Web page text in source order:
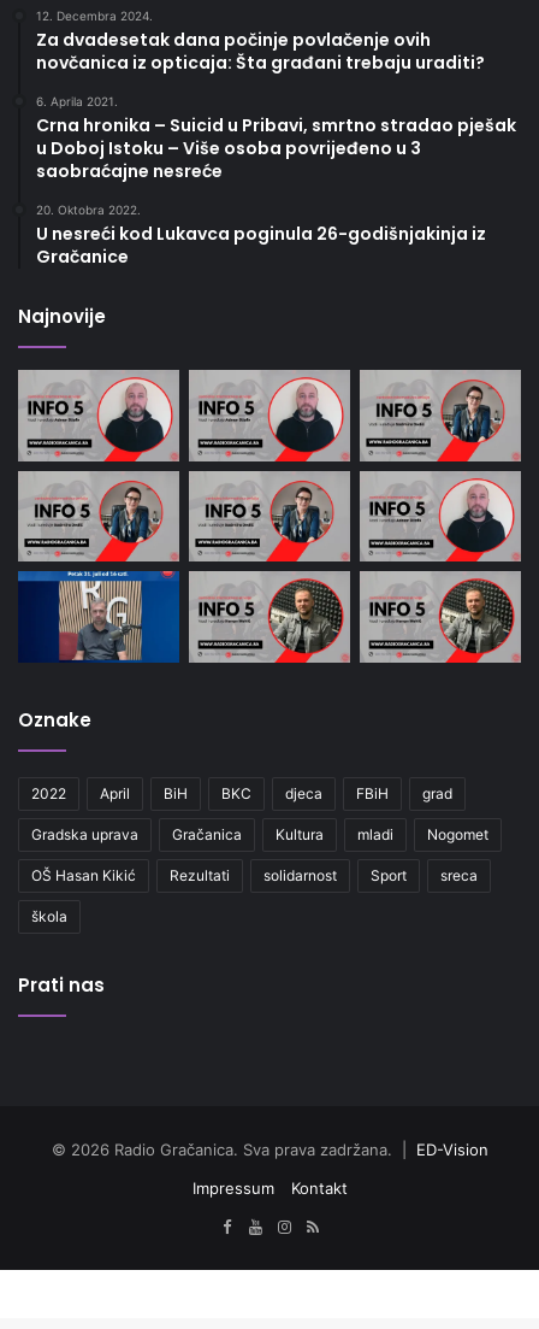
12. Decembra 2024.
Za dvadesetak dana počinje povlačenje ovih
novčanica iz opticaja: Šta građani trebaju uraditi?
6. Aprila 2021.
Crna hronika – Suicid u Pribavi, smrtno stradao pješak
u Doboj Istoku – Više osoba povrijeđeno u 3
saobraćajne nesreće
20. Oktobra 2022.
U nesreći kod Lukavca poginula 26-godišnjakinja iz
Gračanice
Najnovije
Oznake
2022 April BiH BKC djeca FBiH grad
Gradska uprava Gračanica Kultura mladi Nogomet
OŠ Hasan Kikić Rezultati solidarnost Sport sreca
škola
Prati nas
© 2026 Radio Gračanica. Sva prava zadržana. | ED-Vision
Impressum
Kontakt